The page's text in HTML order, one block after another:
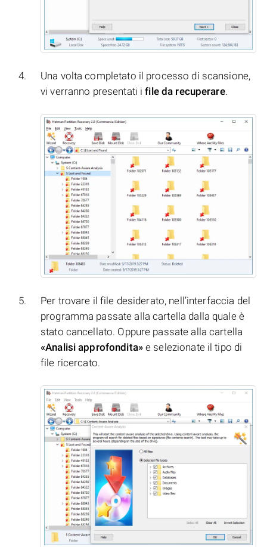
Una volta completato il processo di scansione,
vi verranno presentati ifile da recuperare.
Per trovare il file desiderato, nell’interfaccia del
programma passate alla cartella dalla quale è
stato cancellato. Oppure passate alla cartella
«Analisi approfondita»e selezionate il tipo di
file ricercato.